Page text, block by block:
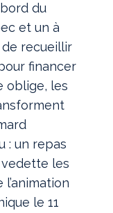
du
et un à
recueillir
financer
oblige, les
: un repas
les
le 11